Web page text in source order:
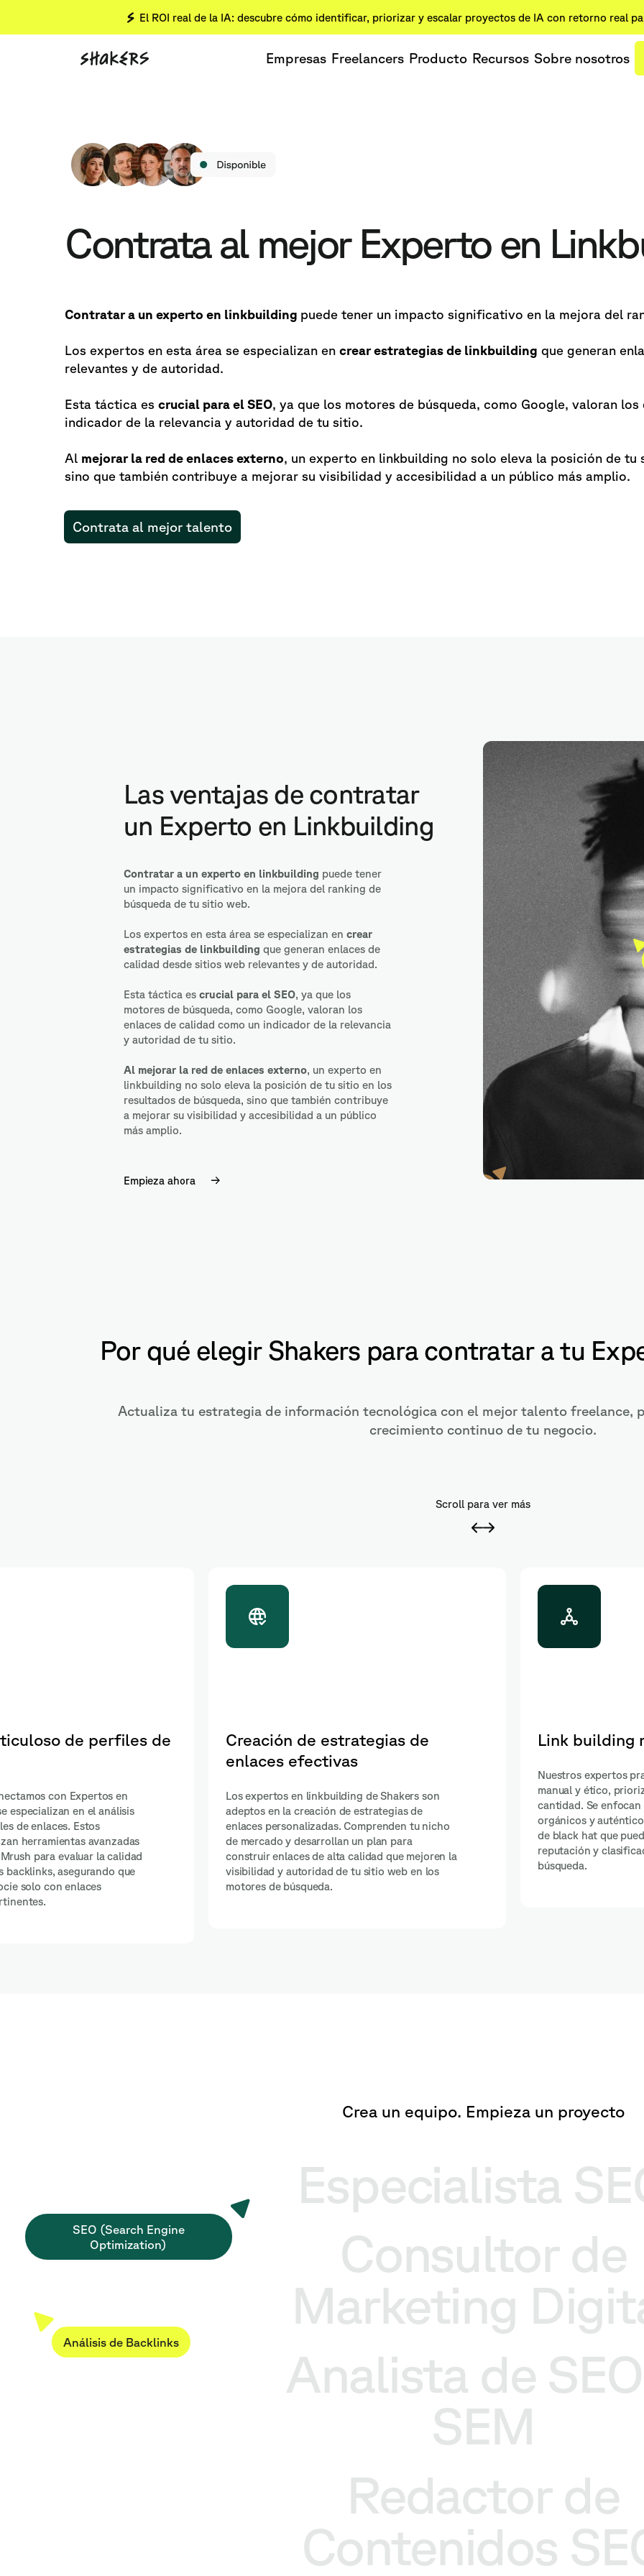
El ROI real de la IA: descubre cómo identificar, priorizar y escalar proyectos de IA con retorno real
Empresas Freelancers Producto Recursos Sobre nosotros
Contrata al mejor Experto en
Contratar a un experto en linkbuilding puede tener un impacto significativo en la mejora del
Los expertos en esta área se especializan en crear estrategias de linkbuilding que generan
relevantes y de autoridad.
Esta táctica es crucial para el SEO, ya que los motores de búsqueda, como Google, valoran
indicador de la relevancia y autoridad de tu sitio.
Al mejorar la red de enlaces externo, un experto en linkbuilding no solo eleva la posición de tu
sino que también contribuye a mejorar su visibilidad y accesibilidad a un público más amplio.
Contrata al mejor talento
Las ventajas de contratar
un Experto en Linkbuilding
Contratar a un experto en linkbuilding puede tener
un impacto significativo en la mejora del ranking de
búsqueda de tu sitio web.
Los expertos en esta área se especializan en crear
estrategias de linkbuilding que generan enlaces de
calidad desde sitios web relevantes y de autoridad.
Esta táctica es crucial para el SEO, ya que los
motores de búsqueda, como Google, valoran los
enlaces de calidad como un indicador de la relevancia
y autoridad de tu sitio.
Al mejorar la red de enlaces externo, un experto en
linkbuilding no solo eleva la posición de tu sitio en los
resultados de búsqueda, sino que también contribuye
a mejorar su visibilidad y accesibilidad a un público
más amplio.
Empieza ahora
Por qué elegir Shakers para contratar a tu
Actualiza tu estrategia de información tecnológica con el mejor talento freelance,
crecimiento continuo de tu negocio.
Scroll para ver más
de
de Shakers son
estrategias de
tu nicho
un plan para
calidad que mejoren la
tu sitio web en los
Link building manual y ético
manual y ético, priorizando la calidad sobre la
cantidad. Se enfocan en generar enlaces
orgánicos y auténticos, alejándose de técnicas
de black hat que pueden perjudicar tu
reputación y clasificación en motores de
búsqueda.
Outreach y
Los Expertos en
habilidades destacadas
negociación. Se
sitios web de autoridad
relevantes, aumentando
ranking de tu sitio web.
Crea un equipo. Empieza un proyecto
SEO (Search Engine
Optimization)
Análisis de Backlinks
Especialista
Consultor de
Marketing
Analista de
SEM
Redactor de
Contenidos